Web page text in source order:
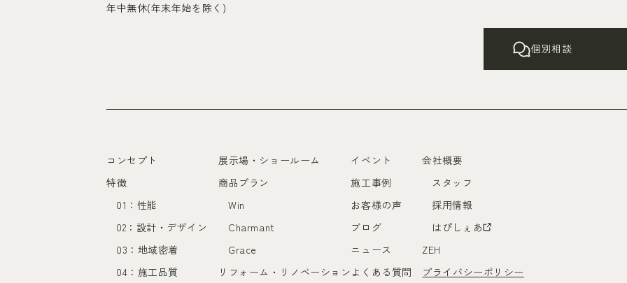
年中無休(年末年始を除く)
個別相談
コンセプト
特徴
01：性能
02：設計・デザイン
03：地域密着
04：施工品質
展示場・ショールーム
商品プラン
Win
Charmant
Grace
リフォーム・リノベーション
イベント
施工事例
お客様の声
ブログ
ニュース
よくある質問
会社概要
スタッフ
採用情報
はぴしぇあ
ZEH
プライバシーポリシー